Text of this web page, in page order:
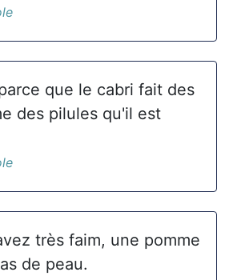
que le cabri fait des
des pilules qu'il est
très faim, une pomme
de peau.